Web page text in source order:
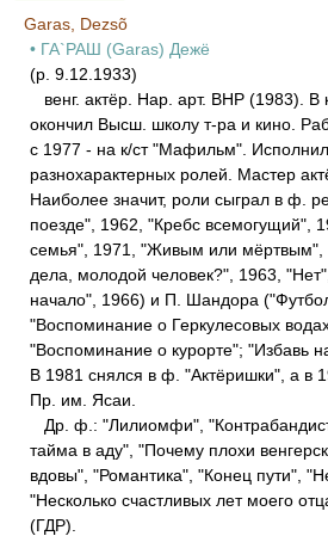
Garas, Dezsõ
• ГА`РАШ (Garas) Дежё
(р. 9.12.1933)
венг. актёр. Нар. арт. ВНР (1983). В
окончил Высш. школу т-ра и кино.
с 1977 - на к/ст "Мафильм".
разнохарактерных ролей. Мастер
Наиболее значит, роли сыграл в ф.
поезде", 1962, "Кребс всемогущий",
семья", 1971, "Живым или мёртвым",
дела, молодой человек?", 1963,
начало", 1966) и П. Шандора
"Воспоминание о Геркулесовых
"Воспоминание о курорте"; "Избавь
В 1981 снялся в ф. "Актёришки", а в
Пр. им. Ясаи.
Др. ф.: "Лилиомфи",
тайма в аду", "Почему плохи
вдовы", "Романтика", "Конец пути",
"Несколько счастливых лет моего
(ГДР).